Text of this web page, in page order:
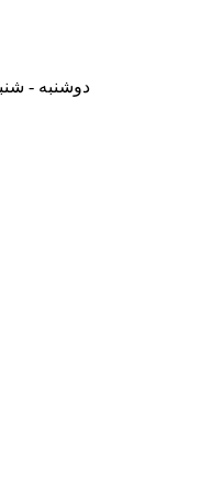
دوشنبه - شنبه از